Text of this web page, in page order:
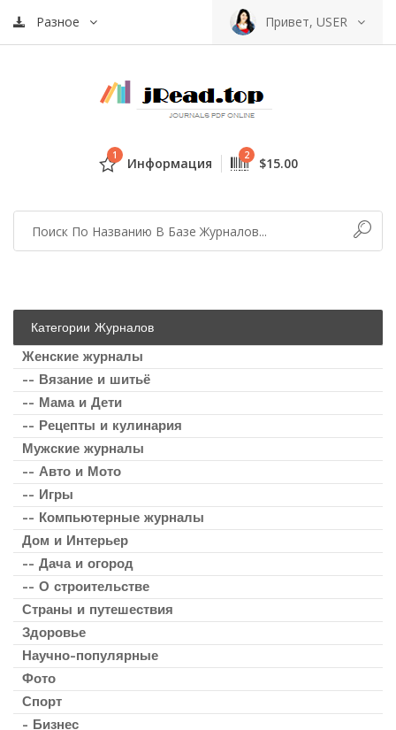
Разное Привет, USER
1 Информация 2 $15.00
Категории Журналов
Женские журналы
-- Вязание и шитьё
-- Мама и Дети
-- Рецепты и кулинария
Мужские журналы
-- Авто и Мото
-- Игры
-- Компьютерные журналы
Дом и Интерьер
-- Дача и огород
-- О строительстве
Страны и путешествия
Здоровье
Научно-популярные
Фото
Спорт
- Бизнес